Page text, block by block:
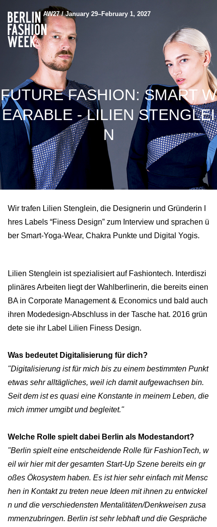
AW27 / January 29–February 1, 2027
FUTURE FASHION: SMART W
EARABLE - LILIEN STENGLEI
N
Wir trafen Lilien Stenglein, die Designerin und Gründerin I
hres Labels “Finess Design” zum Interview und sprachen ü
ber Smart-Yoga-Wear, Chakra Punkte und Digital Yogis.
Lilien Stenglein ist spezialisiert auf Fashiontech. Interdiszi
plinäres Arbeiten liegt der Wahlberlinerin, die bereits einen
BA in Corporate Management & Economics und bald auch
ihren Modedesign-Abschluss in der Tasche hat. 2016 grün
dete sie ihr Label Lilien Finess Design.
Was bedeutet Digitalisierung für dich?
"Digitalisierung ist für mich bis zu einem bestimmten Punkt
etwas sehr alltägliches, weil ich damit aufgewachsen bin.
Seit dem ist es quasi eine Konstante in meinem Leben, die
mich immer umgibt und begleitet."
Welche Rolle spielt dabei Berlin als Modestandort?
"Berlin spielt eine entscheidende Rolle für FashionTech, w
eil wir hier mit der gesamten Start-Up Szene bereits ein gr
oßes Ökosystem haben. Es ist hier sehr einfach mit Mensc
hen in Kontakt zu treten neue Ideen mit ihnen zu entwickel
n und die verschiedensten Mentalitäten/Denkweisen zusa
mmenzubringen. Berlin ist sehr lebhaft und die Gespräche